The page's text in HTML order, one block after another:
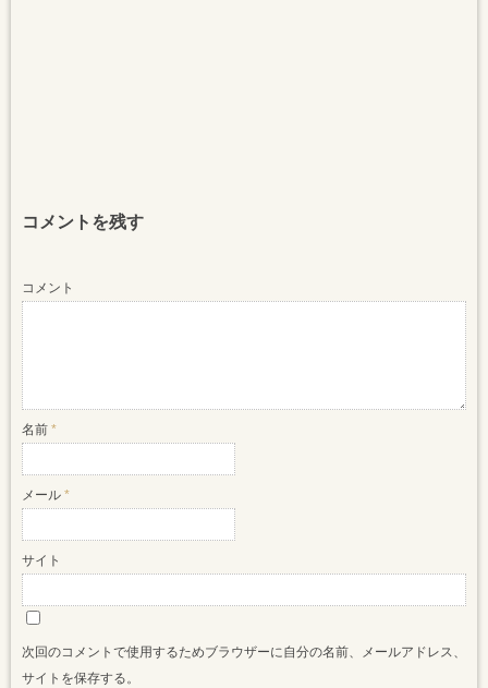
コメントを残す
コメント
名前 *
メール *
サイト
次回のコメントで使用するためブラウザーに自分の名前、メールアドレス、
サイトを保存する。